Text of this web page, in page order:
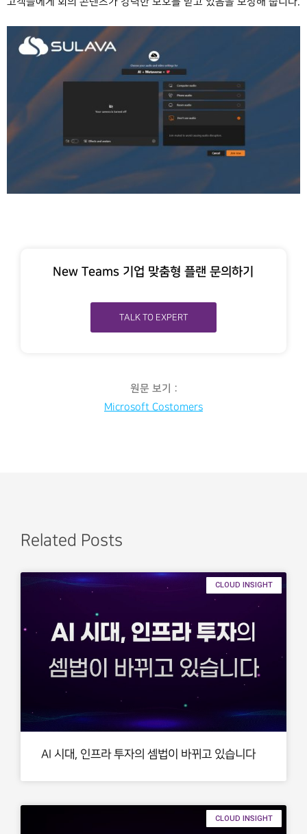
New Teams 기업 맞춤형 플랜 문의하기
TALK TO EXPERT
원문 보기 :
Microsoft Costomers
Related Posts
CLOUD INSIGHT
AI 시대, 인프라 투자의 셈법이 바뀌고 있습니다
CLOUD INSIGHT